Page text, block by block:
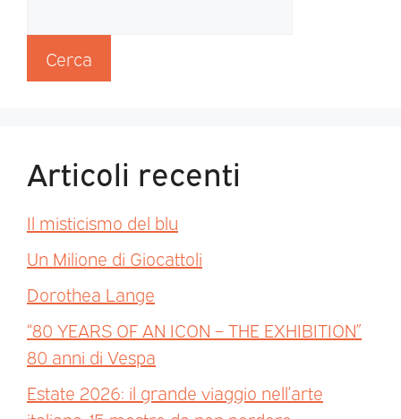
Cerca
Articoli recenti
Il misticismo del blu
Un Milione di Giocattoli
Dorothea Lange
“80 YEARS OF AN ICON – THE EXHIBITION”
80 anni di Vespa
Estate 2026: il grande viaggio nell’arte